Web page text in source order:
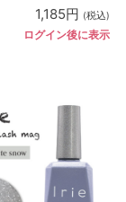
1,185円 (税込)
ログイン後に表示